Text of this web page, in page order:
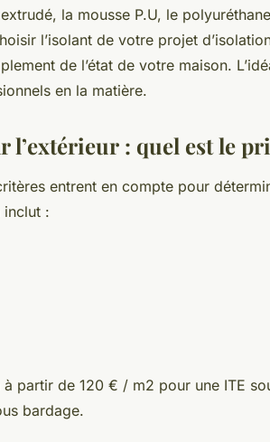
la mousse P.U, le
l’isolant de votre projet
de l’état de votre maison.
en la matière.
l’extérieur : quel est le
entrent en compte pour
inclut :
partir de 120 € / m2 pour une ITE
bardage.